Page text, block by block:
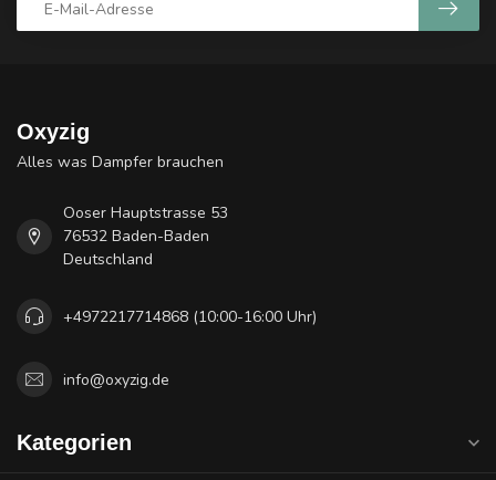
Oxyzig
Alles was Dampfer brauchen
Ooser Hauptstrasse 53
76532 Baden-Baden
Deutschland
+4972217714868 (10:00-16:00 Uhr)
info@oxyzig.de
Kategorien